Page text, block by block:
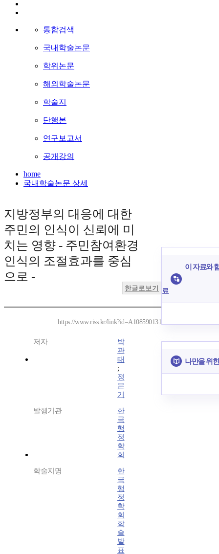
통합검색
국내학술논문
학위논문
해외학술논문
학술지
단행본
연구보고서
공개강의
home
국내학술논문 상세
지방정부의 대응에 대한
주민의 인식이 신뢰에 미
치는 영향 - 주민참여환경
인식의 조절효과를 중심
으로 -
한글로보기
https://www.riss.kr/link?id=A108590131
저자
박
관
태
;
정
문
기
발행기관
한
국
행
정
학
회
학술지명
한
국
행
정
학
회
학
술
발
표
이 자료와
료
나만을 위